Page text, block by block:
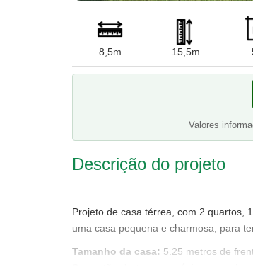
8,5m 15,5m
Valores
Descrição do projeto
Projeto de casa térrea, com 2 quartos,
uma casa pequena e charmosa, para
Tamanho da casa: 5.25 metros de